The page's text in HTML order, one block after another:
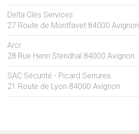
Delta Clés Services
27 Route de Montfavet 84000 Avignon
Arcr
28 Rue Henri Stendhal 84000 Avignon
SAC Sécurité - Picard Serrures
21 Route de Lyon 84000 Avignon